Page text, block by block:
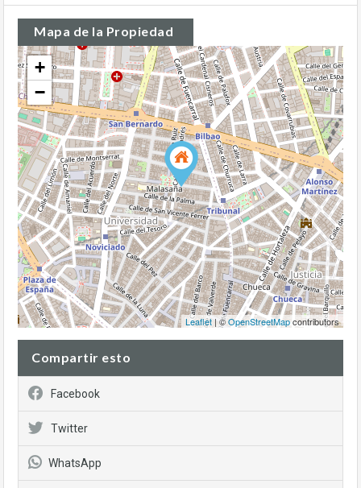
Mapa de la Propiedad
+
−
Leaflet | ©OpenStreetMapcontributors
Compartir esto
Facebook
Twitter
WhatsApp